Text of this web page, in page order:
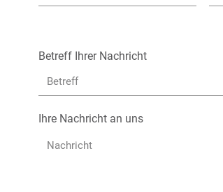
Betreff Ihrer Nachricht
Ihre Nachricht an uns